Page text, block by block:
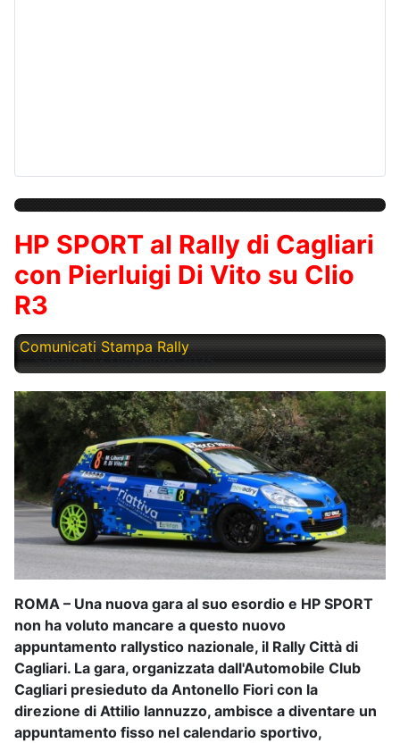
HP SPORT al Rally di Cagliari
con Pierluigi Di Vito su Clio
R3
Comunicati Stampa Rally
Sabato, 13 Dicembre 2025
ROMA – Una nuova gara al suo esordio e HP SPORT
non ha voluto mancare a questo nuovo
appuntamento rallystico nazionale, il Rally Città di
Cagliari. La gara, organizzata dall'Automobile Club
Cagliari presieduto da Antonello Fiori con la
direzione di Attilio Iannuzzo, ambisce a diventare un
appuntamento fisso nel calendario sportivo,